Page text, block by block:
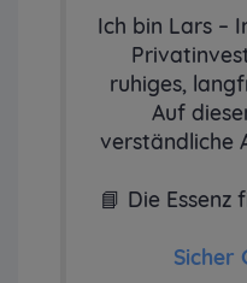
Ich bin Lars –
ruhiges,
Auf
verständliche
📘 Die Essenz
Sicher